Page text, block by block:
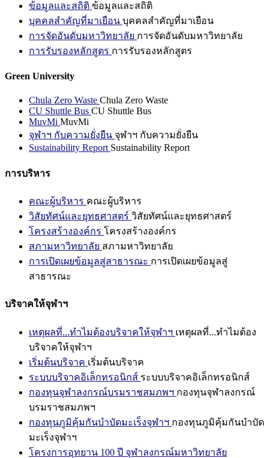
ข้อมูลและสถิติ ข้อมูลและสถิติ
บุคคลสำคัญที่มาเยือน บุคคลสำคัญที่มาเยือน
การจัดอันดับมหาวิทยาลัย การจัดอันดับมหาวิทยาลัย
การรับรองหลักสูตร การรับรองหลักสูตร
Green University
Chula Zero Waste Chula Zero Waste
CU Shuttle Bus CU Shuttle Bus
MuvMi MuvMi
จุฬาฯ กับความยั่งยืน จุฬาฯ กับความยั่งยืน
Sustainability Report Sustainability Report
การบริหาร
คณะผู้บริหาร คณะผู้บริหาร
วิสัยทัศน์และยุทธศาสตร์ วิสัยทัศน์และยุทธศาสตร์
โครงสร้างองค์กร โครงสร้างองค์กร
สภามหาวิทยาลัย สภามหาวิทยาลัย
การเปิดเผยข้อมูลสู่สาธารณะ การเปิดเผยข้อมูลสู่
สาธารณะ
บริจาคให้จุฬาฯ
เหตุผลที่...ทำไมต้องบริจาคให้จุฬาฯ เหตุผลที่...ทำไมต้อง
บริจาคให้จุฬาฯ
เริ่มต้นบริจาค เริ่มต้นบริจาค
ระบบบริจาคอิเล็กทรอนิกส์ ระบบบริจาคอิเล็กทรอนิกส์
กองทุนจุฬาลงกรณ์บรมราชสมภพฯ กองทุนจุฬาลงกรณ์
บรมราชสมภพฯ
กองทุนภูมิคุ้มกันบำบัดมะเร็งจุฬาฯ กองทุนภูมิคุ้มกันบำบัด
มะเร็งจุฬาฯ
โครงการอุทยาน 100 ปี จุฬาลงกรณ์มหาวิทยาลัย